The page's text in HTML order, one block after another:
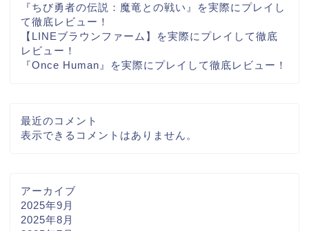
『ちび勇者の伝説：魔竜との戦い』を実際にプレイし
て徹底レビュー！
【LINEブラウンファーム】を実際にプレイして徹底
レビュー！
『Once Human』を実際にプレイして徹底レビュー！
最近のコメント
表示できるコメントはありません。
アーカイブ
2025年9月
2025年8月